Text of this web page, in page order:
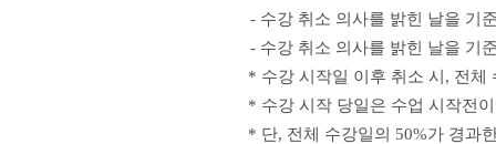
- 수강 취소 의사를 밝힌
날을 기
- 수강 취소 의사를 밝힌
날을 기
* 수강 시작일 이후 취소 시 , 전체
* 수강 시작 당일은 수업 시작전
* 단, 전체 수강일의 50%가 경과